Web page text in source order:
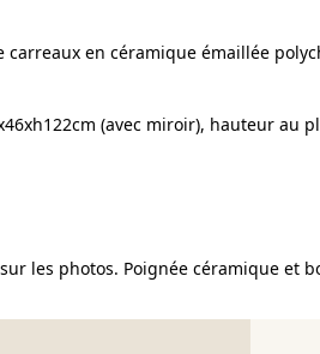
carreaux en céramique émaillée
(avec miroir), hauteur au
les photos. Poignée céramique et